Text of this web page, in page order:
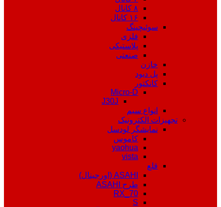
۸ کانال
۱۶ کانال
سوئیچینگ
فلزی
پلاستیکی
صنعتی
خازن
پل دیود
کانکتور
Micro-D
J30J
انواع سیم
تجهیزات الکترونیک
نمایشگر لودسل
کاموس
yaohua
vista
قلع
ASAHI (اورجینال)
طرح ASAHI
RX_70
S